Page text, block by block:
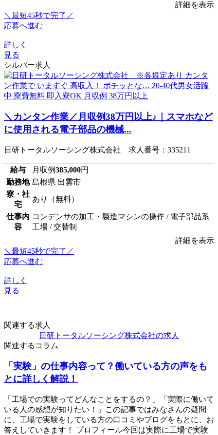
詳細を表示
＼最短45秒で完了／
応募へ進む
詳しく
見る
シルバー求人
＼カンタン作業／月収例38万円以上♪｜スマホなど
に使用される電子部品の機械...
日研トータルソーシング株式会社 求人番号：335211
給与 月収例385,000円
勤務地 島根県 出雲市
寮・社
宅
あり（無料）
仕事内
容
コンデンサの加工・製造マシンの操作 / 電子部品系
工場 / 交替制
詳細を表示
＼最短45秒で完了／
応募へ進む
詳しく
見る
関連する求人
日研トータルソーシング株式会社の求人
関連するコラム
「実験」の仕事内容って？働いている方の声をも
とに詳しく解説！
「工場での実験ってどんなことをするの？」「実際に働いて
いる人の感想が知りたい！」この記事ではみなさんの疑問
に、工場で実験をしている方の口コミやブログをもとに、お
答えしていきます！ プロフィール今回は実際に工場で実験